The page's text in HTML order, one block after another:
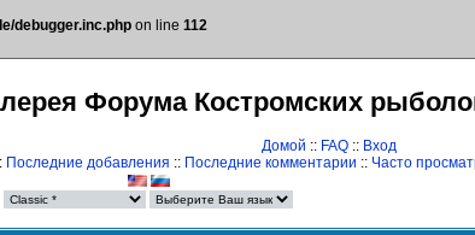
debugger.inc.php on line 112
Форума Костромских
Домой :: FAQ :: Вход
Последние добавления :: Последние комментарии :: Часто